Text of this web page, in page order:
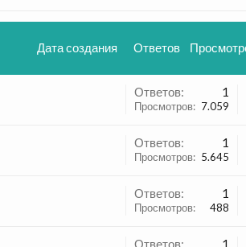
Дата создания Ответов
Ответов: 1
Просмотров: 7.059
Ответов: 1
Просмотров: 5.645
Ответов: 1
Просмотров: 488
Ответов: 1